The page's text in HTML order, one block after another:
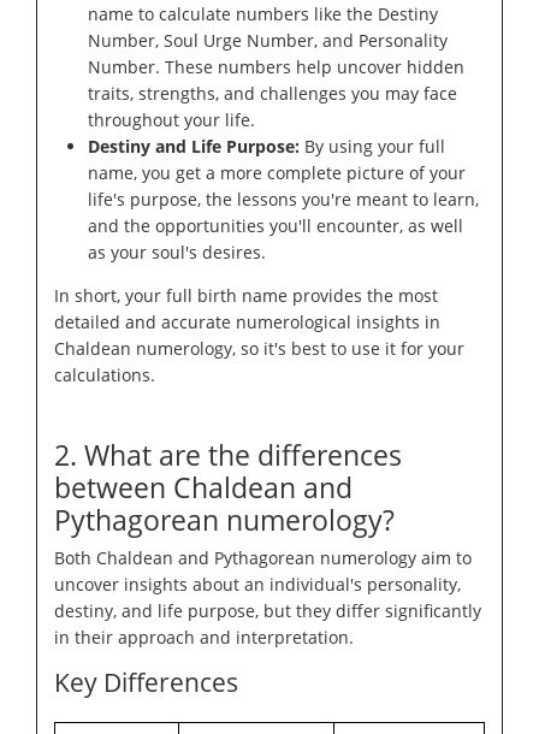
name to calculate numbers like the Destiny
Number, Soul Urge Number, and Personality
Number. These numbers help uncover hidden
traits, strengths, and challenges you may face
throughout your life.
Destiny and Life Purpose: By using your full
name, you get a more complete picture of your
life's purpose, the lessons you're meant to learn,
and the opportunities you'll encounter, as well
as your soul's desires.
In short, your full birth name provides the most
detailed and accurate numerological insights in
Chaldean numerology, so it's best to use it for your
calculations.
2. What are the differences
between Chaldean and
Pythagorean numerology?
Both Chaldean and Pythagorean numerology aim to
uncover insights about an individual's personality,
destiny, and life purpose, but they differ significantly
in their approach and interpretation.
Key Differences